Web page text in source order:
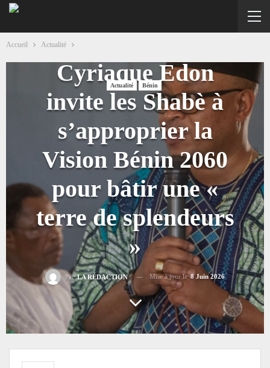
Accueil Actualité
Actualité Bénin
Odé Ibilè 2026 :
Cyriaque Edon
invite les Shabè à
s’approprier la
Vision Bénin 2060
pour bâtir une «
terre de splendeurs
»
ParLA RÉDACTION Mise à jour le8 Juin 2026